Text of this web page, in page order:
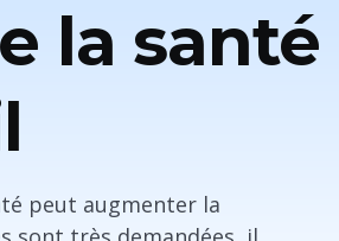
la santé
peut augmenter la